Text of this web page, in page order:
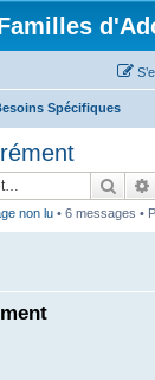
Spécifiques
non lu• 6 messages •